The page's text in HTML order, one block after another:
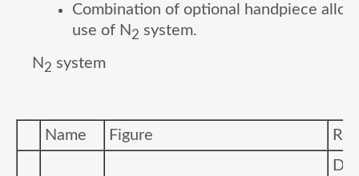
Combination of optional handpiece
use of N 2 system.
N 2 system
Name Figure